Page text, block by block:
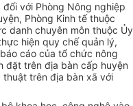
với Phòng Nông nghiệp
Phòng Kinh tế thuộc
danh chuyên môn thuộc Ủy
hiện quy chế quản lý,
cáo của tổ chức nông
đặt trên địa bàn cấp huyện
thuật trên địa bàn xã với